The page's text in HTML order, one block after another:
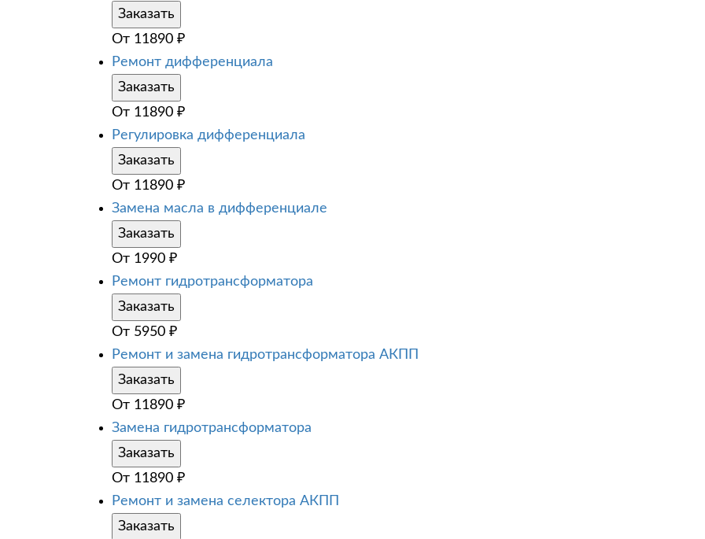
Заказать
От 11890 ₽
Ремонт дифференциала
Заказать
От 11890 ₽
Регулировка дифференциала
Заказать
От 11890 ₽
Замена масла в дифференциале
Заказать
От 1990 ₽
Ремонт гидротрансформатора
Заказать
От 5950 ₽
Ремонт и замена гидротрансформатора АКПП
Заказать
От 11890 ₽
Замена гидротрансформатора
Заказать
От 11890 ₽
Ремонт и замена селектора АКПП
Заказать